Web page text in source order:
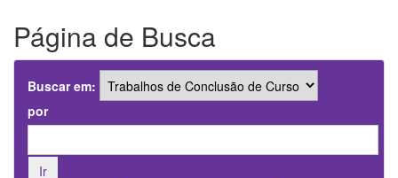
Página de Busca
Buscar em:
por